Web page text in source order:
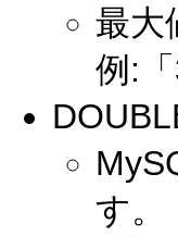
最大
例:
す。